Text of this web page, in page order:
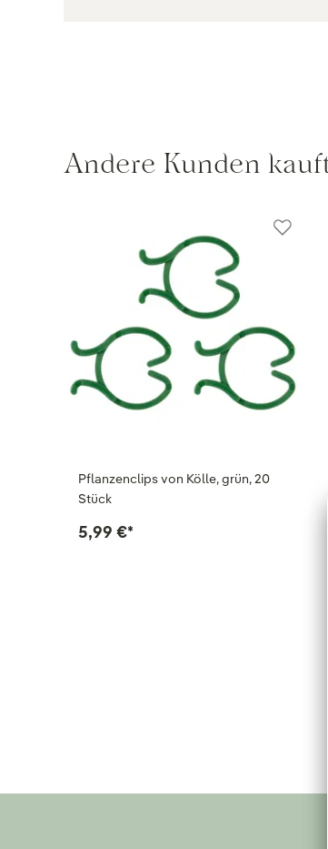
Andere Kunden
Pflanzenclips von Kölle, grün, 20
Stück
5,99 €*